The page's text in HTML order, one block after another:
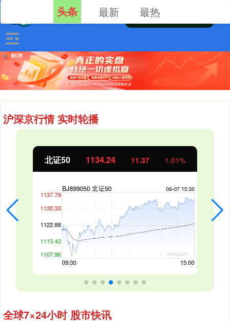
沪深京行情 实时轮播
北证50 1134.24 11.37 1.01%
全球7×24小时 股市快讯
头条 最新 最热